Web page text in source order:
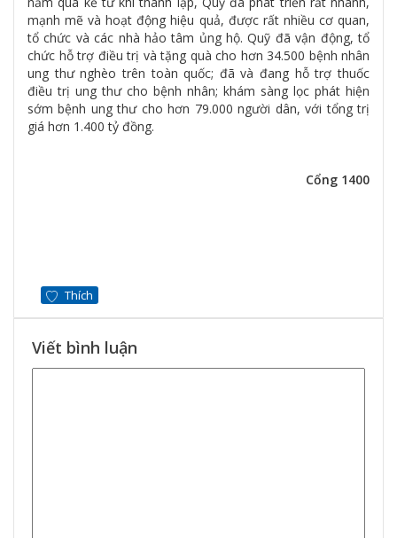
mạnh mẽ và hoạt động hiệu quả, được rất nhiều cơ quan,
tổ chức và các nhà hảo tâm ủng hộ. Quỹ đã vận động, tổ
chức hỗ trợ điều trị và tặng quà cho hơn 34.500 bệnh nhân
ung thư nghèo trên toàn quốc; đã và đang hỗ trợ thuốc
điều trị ung thư cho bệnh nhân; khám sàng lọc phát hiện
sớm bệnh ung thư cho hơn 79.000 người dân, với tổng trị
giá hơn 1.400 tỷ đồng.
Cổng 1400
Thích
Viết bình luận